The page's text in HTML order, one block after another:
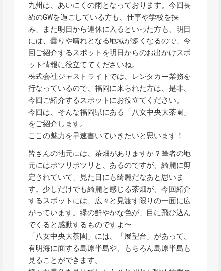
九州は、あいにくの雨となっております。今回長
めのGWを過ごしている方も、仕事や学校を挟
み、また明日から連休に入るといった方も、明日
には、曇りや晴れとなる地域が多くなるので、今
回ご紹介するスポットを明日からのお出かけスポ
ット情報に役立ててくださいね。
株式会社ジャストライトでは、レンタカー業務を
行なっているので、福岡に来られた方は、是非、
今回ご紹介するスポットにお役立てください。
今回は、そんな福岡県にある「八女中央大茶園」
をご紹介します。
ここの魅力を早速書いていきたいと思います！
皆さんの地元には、茶畑がありますか？筆者の地
元にはポツリポツリと、あるのですが、綺麗に剪
定されていて、見た目にも綺麗だなあと思いま
す。少しだけでも綺麗と感じる茶畑が、今回紹介
するスポットには、広々と見渡す限りの一面に広
がっています。緑の鮮やかな色が、目に飛び込ん
でくると感動するものですよ〜
「八女中央大茶園」には、「展望台」があって、
有明海に面する島原半島や、もちろん島原半島も
見ることができます。